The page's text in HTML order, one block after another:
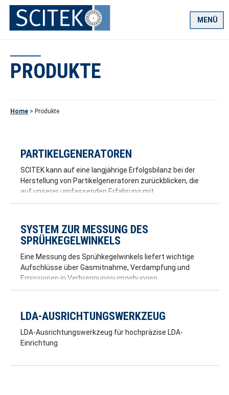
Zum
Inhalt
springen
MENÜ
PRODUKTE
Home > Produkte
PARTIKELGENERATOREN
SCITEK kann auf eine langjährige Erfolgsbilanz bei der
Herstellung von Partikelgeneratoren zurückblicken, die
auf unserer umfassenden Erfahrung mit
lasergestützten Strömungsmesstechniken […]
SYSTEM ZUR MESSUNG DES
SPRÜHKEGELWINKELS
Eine Messung des Sprühkegelwinkels liefert wichtige
Aufschlüsse über Gasmitnahme, Verdampfung und
Emissionen in Verbrennungsumgebungen.
LDA-AUSRICHTUNGSWERKZEUG
LDA-Ausrichtungswerkzeug für hochpräzise LDA-
Einrichtung